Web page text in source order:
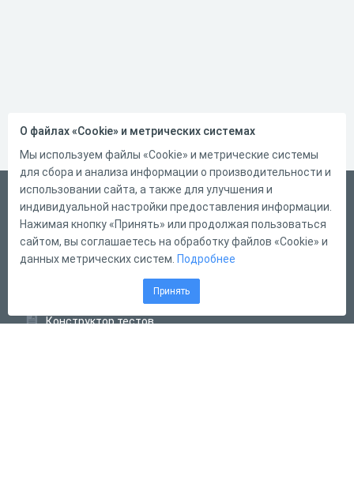
Русский
Справка
Форма обратной связи
Конструктор тестов
О файлах «Cookie» и метрических системах
Мы используем файлы «Cookie» и метрические системы
для сбора и анализа информации о производительности и
использовании сайта, а также для улучшения и
индивидуальной настройки предоставления информации.
Нажимая кнопку «Принять» или продолжая пользоваться
сайтом, вы соглашаетесь на обработку файлов «Cookie» и
данных метрических систем. Подробнее
Принять